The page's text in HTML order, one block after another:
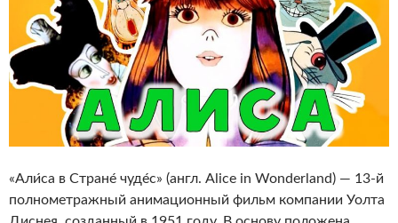
«Али́са в Стране́ чуде́с» (англ. Alice in Wonderland) — 13-й
полнометражный анимационный фильм компании Уолта